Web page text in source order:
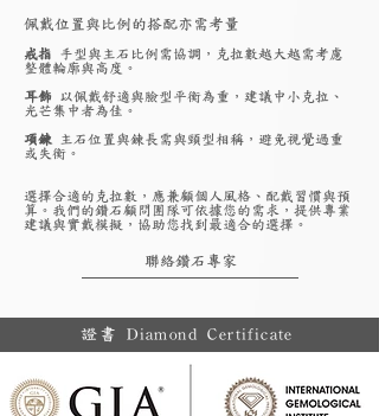
佩戴位置與比例的搭配亦需考量
戒指 手型與主石比例需協調，克拉數越大越需考慮
整體輪廓與高度。
耳飾 以佩戴舒適與臉型平衡為重，建議中小克拉、
光芒集中者為佳。
項鍊 主石位置與鍊長需與頸型相稱，避免視覺過重
或失衡。
選擇合適的克拉數，應兼顧個人風格、配戴習慣與預
算。我們的鑽石顧問團隊可依據您的需求，提供專業
建議與實戴模擬，協助您找到最適合的選擇。
聯絡鑽石專家
證書 Diamond Certificate